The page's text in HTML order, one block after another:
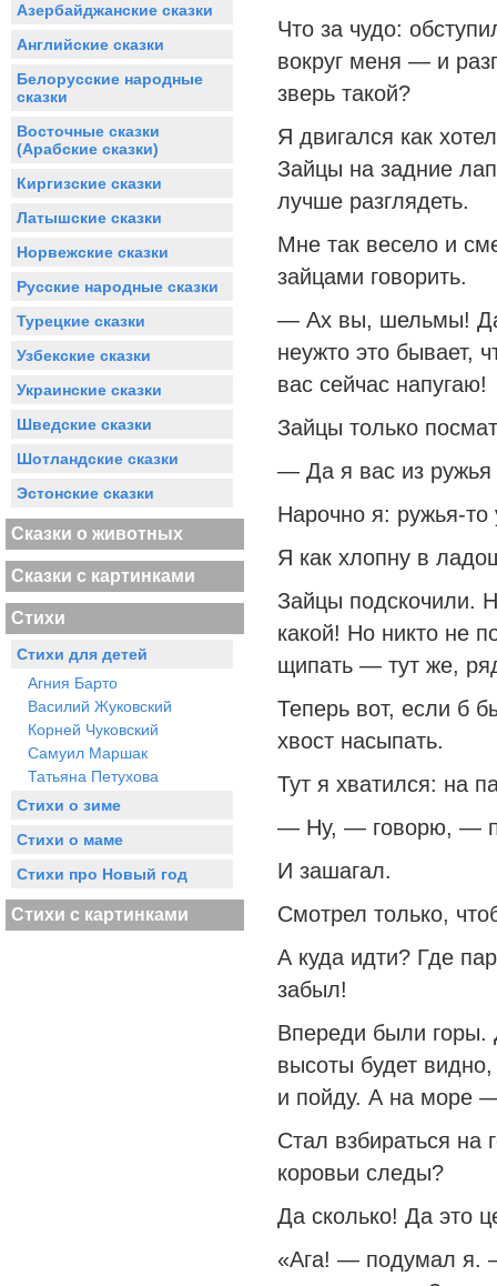
Азербайджанские сказки
Английские сказки
Белорусские народные
сказки
Восточные сказки
(Арабские сказки)
Киргизские сказки
Латышские сказки
Норвежские сказки
Русские народные сказки
Турецкие сказки
Узбекские сказки
Украинские сказки
Шведские сказки
Шотландские сказки
Эстонские сказки
Сказки о животных
Сказки с картинками
Стихи
Стихи для детей
Агния Барто
Василий Жуковский
Корней Чуковский
Самуил Маршак
Татьяна Петухова
Стихи о зиме
Стихи о маме
Стихи про Новый год
Стихи с картинками
Что за чудо:
вокруг меня — и
зверь такой?
Я двигался как
Зайцы на задние
лучше разглядеть.
Мне так весело и
зайцами говорить.
— Ах вы, шельмы!
неужто это бывает,
вас сейчас напугаю!
Зайцы только
— Да я вас из ружья
Нарочно я: ружья-
Я как хлопну в
Зайцы подскочили.
какой! Но никто не
щипать — тут же,
Теперь вот, если б
хвост насыпать.
Тут я хватился: на
— Ну, — говорю, —
И зашагал.
Смотрел только,
А куда идти? Где
забыл!
Впереди были горы.
высоты будет
и пойду. А на море
Стал взбираться на
коровьи следы?
Да сколько! Да это
«Ага! — подумал я.